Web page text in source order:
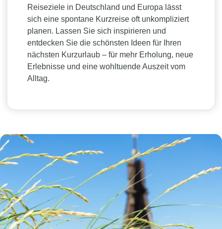
Reiseziele in Deutschland und Europa lässt
sich eine spontane Kurzreise oft unkompliziert
planen. Lassen Sie sich inspirieren und
entdecken Sie die schönsten Ideen für Ihren
nächsten Kurzurlaub – für mehr Erholung, neue
Erlebnisse und eine wohltuende Auszeit vom
Alltag.